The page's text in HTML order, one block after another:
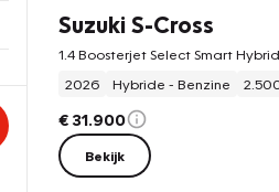
Suzuki S-Cross
1.4 Boosterjet Select Smart Hybrid
2026
Hybride - Benzine
€ 31.900
Bekijk